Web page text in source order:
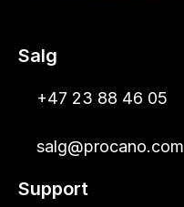
Salg
+47 23 88 46 05
salg@procano.com
Support